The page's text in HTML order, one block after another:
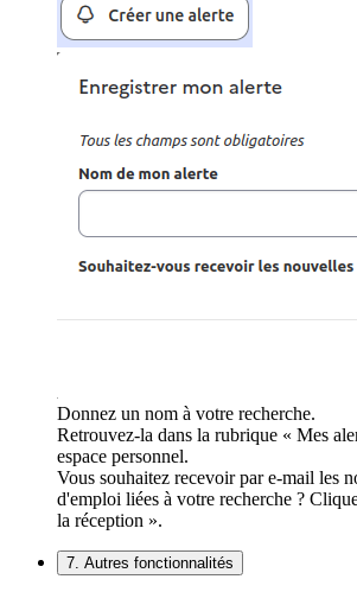
Donnez un nom à votre recherche.
Retrouvez-la dans la rubrique « Mes
espace personnel.
Vous souhaitez recevoir par e-mail les
d'emploi liées à votre recherche ?
la réception ».
7. Autres fonctionnalités